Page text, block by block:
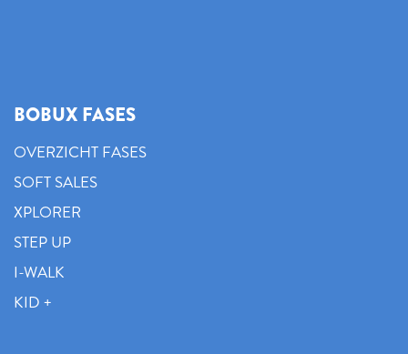
BOBUX FASES
OVERZICHT FASES
SOFT SALES
XPLORER
STEP UP
I-WALK
KID +